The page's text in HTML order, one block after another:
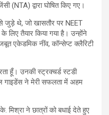
(NTA) द्वारा घोषित किए गए।
जुड़े थे, जो खासतौर पर NEET
के लिए तैयार किया गया है। उन्होंने
एकेडमिक नींव, कॉन्सेप्ट क्लैरिटी
हूँ। उनकी स्ट्रक्चर्ड स्टडी
गाइडेंस ने मेरी सफलता में अहम
मिश्रा ने छात्रों को बधाई देते हुए